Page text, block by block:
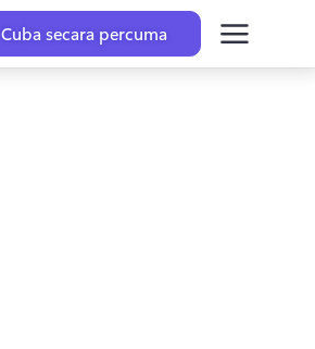
Cuba secara percuma